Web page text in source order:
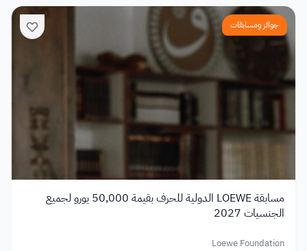
جوائز ومسابقات
مسابقة LOEWE الدولية للحرف بقيمة 50,000 يورو لجميع
الجنسيات 2027
Loewe Foundation